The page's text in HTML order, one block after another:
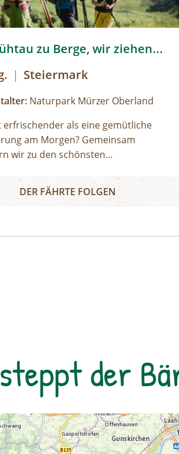
zu Berge, wir ziehen...
| Steiermark
Naturpark Mürzer Oberland
erfrischender als eine gemütliche
am Morgen? Gemeinsam
wir zu den schönsten
zu Berge, wir ziehen...
DER FÄHRTE FOLGEN
der